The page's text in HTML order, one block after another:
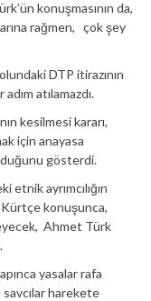
konuşmasının da,
rağmen, çok şey
DTP itirazının
atılamazdı.
kesilmesi kararı,
için anayasa
gösterdi.
etnik ayrımcılığın
Kürtçe konuşunca,
Ahmet Türk
yasalar rafa
savcılar harekete